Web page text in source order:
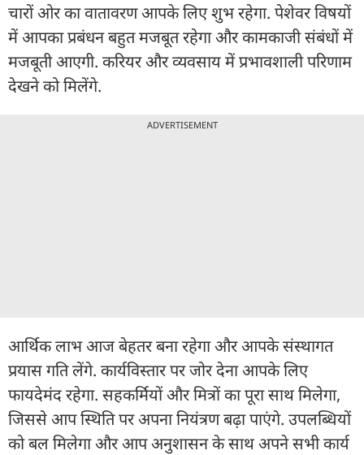
चारों ओर का वातावरण आपके लिए शुभ रहेगा. पेशेवर विषयों
में आपका प्रबंधन बहुत मजबूत रहेगा और कामकाजी संबंधों में
मजबूती आएगी. करियर और व्यवसाय में प्रभावशाली परिणाम
देखने को मिलेंगे.
ADVERTISEMENT
आर्थिक लाभ आज बेहतर बना रहेगा और आपके संस्थागत
प्रयास गति लेंगे. कार्यविस्तार पर जोर देना आपके लिए
फायदेमंद रहेगा. सहकर्मियों और मित्रों का पूरा साथ मिलेगा,
जिससे आप स्थिति पर अपना नियंत्रण बढ़ा पाएंगे. उपलब्धियों
को बल मिलेगा और आप अनुशासन के साथ अपने सभी कार्य